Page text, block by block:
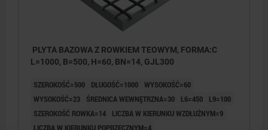
PLYTA BAZOWA Z ROWKIEM TEOWYM, FORMA:C
L=1000, B=500, H=60, BN=14, GJL300
SZEROKOŚĆ=500 DŁUGOŚĆ=1000 WYSOKOŚĆ=60
WYSOKOŚĆ=23
ŚREDNICA WEWNĘTRZNA=30 L6=450
L9=100
SZEROKOŚĆ ROWKA=14
LICZBA W KIERUNKU WZDŁUŻNYM=9
LICZBA W KIERUNKU POPRZECZNYM=4